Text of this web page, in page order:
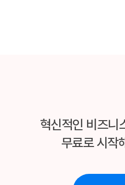
혁신적인 비즈니
무료로 시작